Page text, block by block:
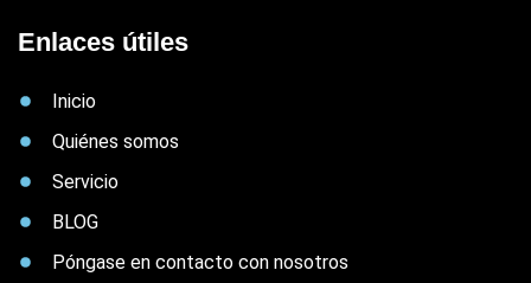
Enlaces útiles
Inicio
Quiénes somos
Servicio
BLOG
Póngase en contacto con nosotros